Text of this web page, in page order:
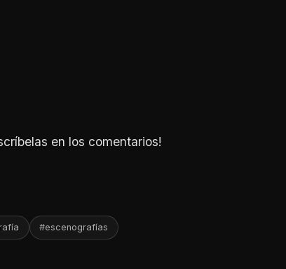
en los comentarios!
#escenografías